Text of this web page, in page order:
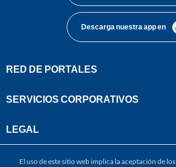
Descarga nuestra app en
RED DE PORTALES
SERVICIOS CORPORATIVOS
LEGAL
El uso de este sitio web implica la aceptación de los